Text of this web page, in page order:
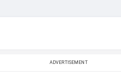
ADVERTISEMENT